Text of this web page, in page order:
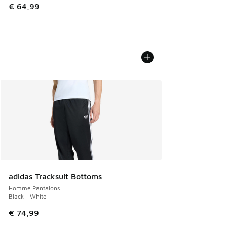
€ 64,99
adidas Tracksuit Bottoms
Homme Pantalons
Black - White
€ 74,99